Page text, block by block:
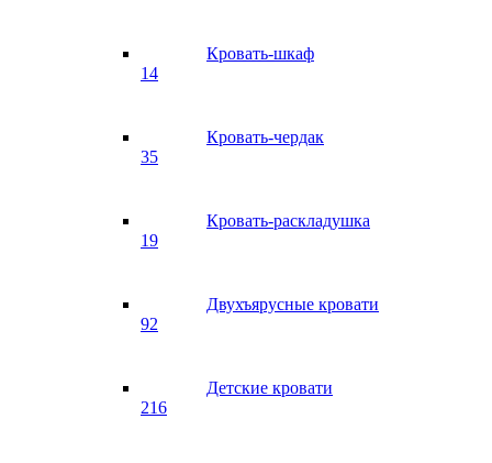
Кровать-шкаф
14
Кровать-чердак
35
Кровать-раскладушка
19
Двухъярусные кровати
92
Детские кровати
216